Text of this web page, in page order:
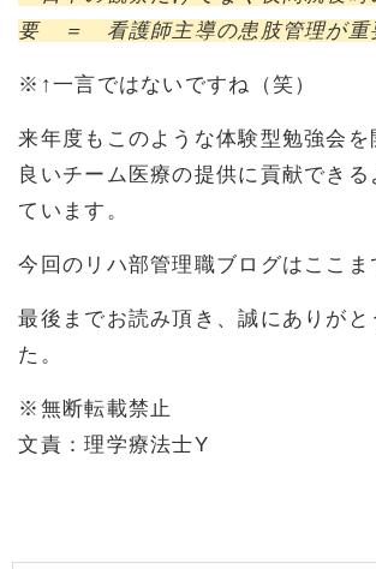
要 ＝ 看護師主導の患肢管理が重
※↑一言ではないですね（笑）
来年度もこのような体験型勉強会を
良いチーム医療の提供に貢献できる
ています。
今回のリハ部管理職ブログはここま
最後までお読み頂き、誠にありがと
た。
※無断転載禁止
文責：理学療法士Y